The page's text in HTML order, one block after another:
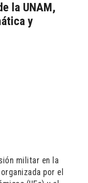
la UNAM,
y
militar en la
por el